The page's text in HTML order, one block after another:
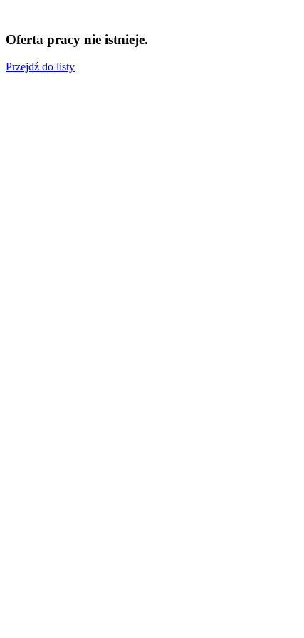
Oferta pracy nie istnieje.
Przejdź do listy